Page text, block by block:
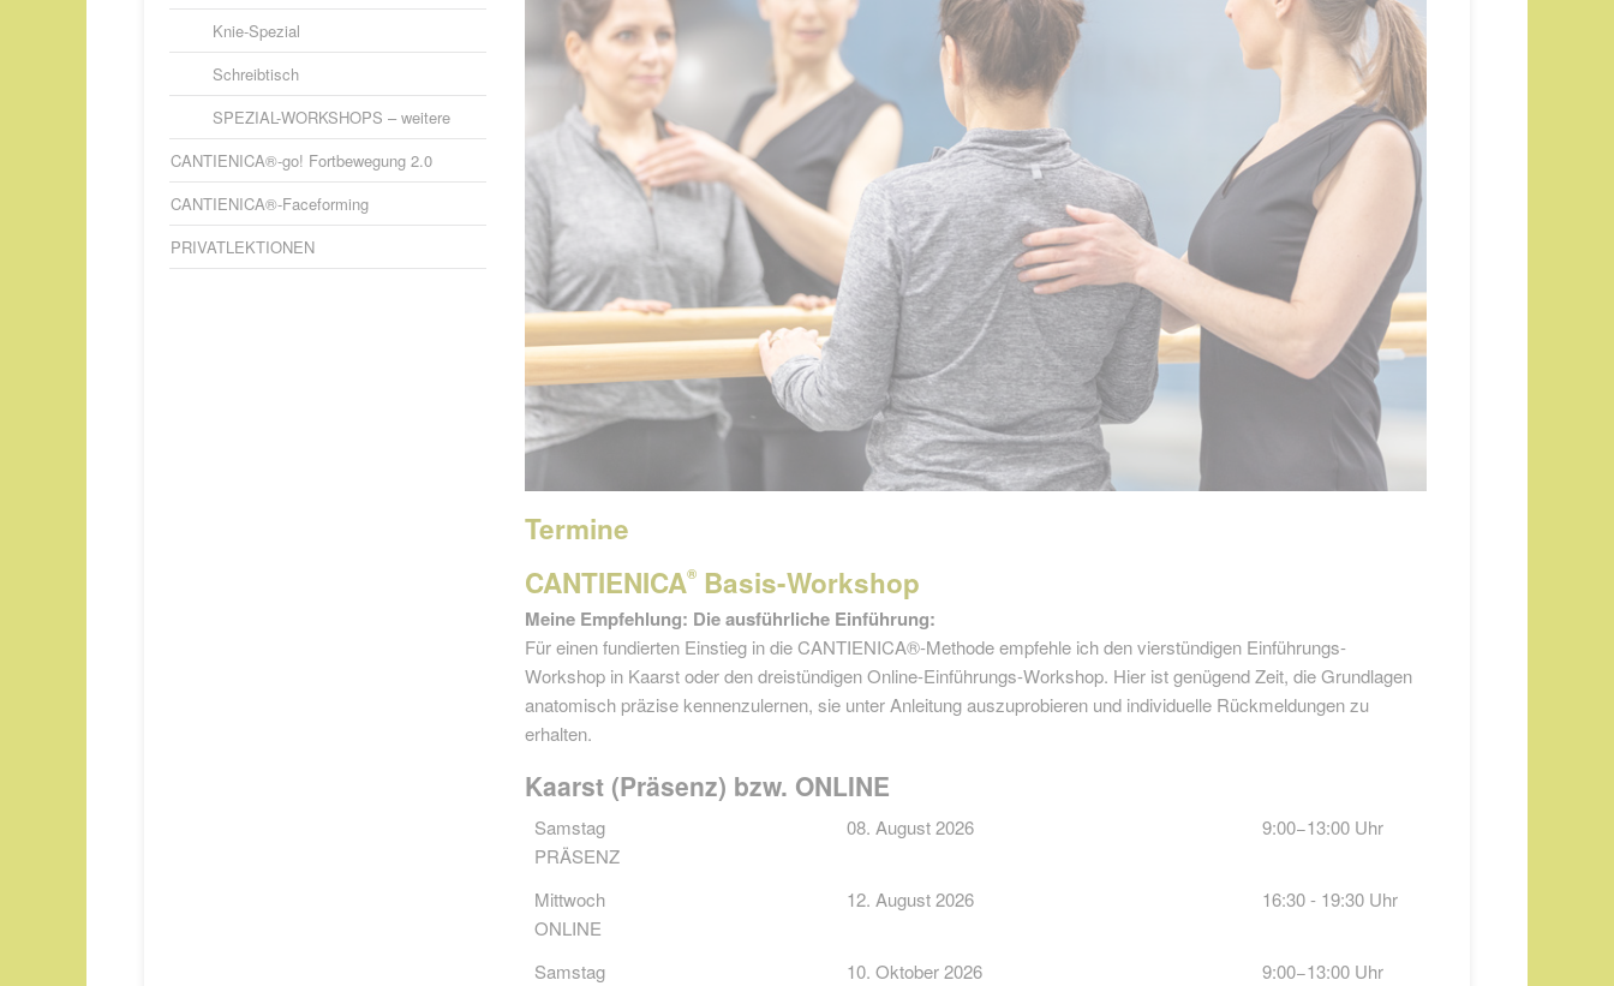
Termine
CANTIENICA® Basis-Workshop
Meine Empfehlung: Die ausführliche Einführung:
Für einen fundierten Einstieg in die CANTIENICA®-Methode empfehle ich den vierstündigen Einführungs-
Workshop in Kaarst oder den dreistündigen Online-Einführungs-Workshop. Hier ist genügend Zeit, die Grundlagen
anatomisch präzise kennenzulernen, sie unter Anleitung auszuprobieren und individuelle Rückmeldungen zu
erhalten.
Kaarst (Präsenz) bzw. ONLINE
Samstag
PRÄSENZ
08. August 2026 9:00−13:00 Uhr
Mittwoch
ONLINE
12. August 2026 16:30 - 19:30 Uhr
Samstag
10. Oktober 2026 9:00−13:00 Uhr
Knie-Spezial
Schreibtisch
SPEZIAL-WORKSHOPS – weitere
CANTIENICA®-go! Fortbewegung 2.0
CANTIENICA®-Faceforming
PRIVATLEKTIONEN